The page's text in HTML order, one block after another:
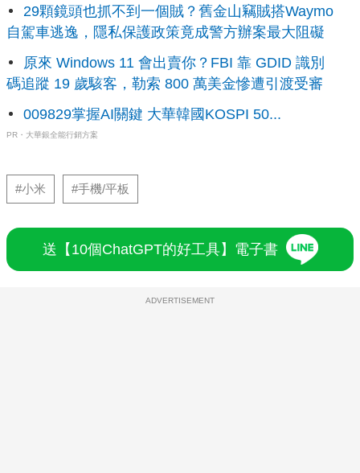
29顆鏡頭也抓不到一個賊？舊金山竊賊搭Waymo
自駕車逃逸，隱私保護政策竟成警方辦案最大阻礙
原來 Windows 11 會出賣你？FBI 靠 GDID 識別
碼追蹤 19 歲駭客，勒索 800 萬美金慘遭引渡受審
009829掌握AI關鍵 大華韓國KOSPI 50...
PR・大華銀全能行銷方案
#小米 #手機/平板
送【10個ChatGPT的好工具】電子書
ADVERTISEMENT